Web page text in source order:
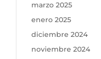
marzo 2025
enero 2025
diciembre 2024
noviembre 2024